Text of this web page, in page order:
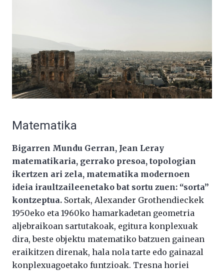
Matematika
Bigarren Mundu Gerran, Jean Leray
matematikaria, gerrako presoa, topologian
ikertzen ari zela, matematika modernoen
ideia iraultzaileenetako bat sortu zuen: “sorta”
kontzeptua. Sortak, Alexander Grothendieckek
1950eko eta 1960ko hamarkadetan geometria
aljebraikoan sartutakoak, egitura konplexuak
dira, beste objektu matematiko batzuen gainean
eraikitzen direnak, hala nola tarte edo gainazal
konplexuagoetako funtzioak. Tresna horiei